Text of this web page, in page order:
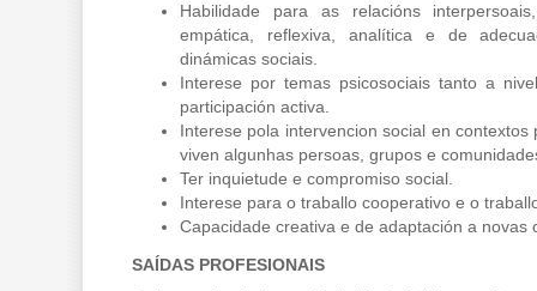
Habilidade para as relacións
empática, reflexiva, analítica e de
dinámicas sociais.
Interese por temas psicosociais tanto a
participación activa.
Interese pola intervencion social en contextos
viven algunhas persoas, grupos e
Ter inquietude e compromiso social.
Interese para o traballo cooperativo e o
Capacidade creativa e de adaptación a novas
SAÍDAS PROFESIONAIS